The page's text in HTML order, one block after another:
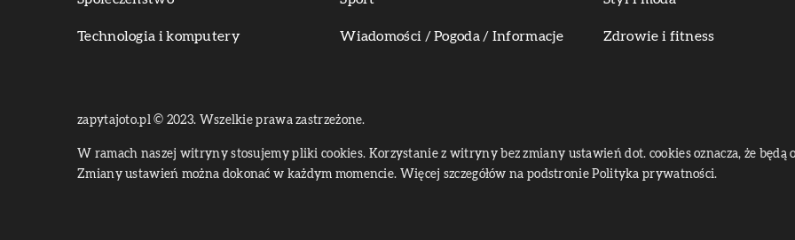
Technologia i komputery Wiadomości / Pogoda / Informacje Zdrowie i fitness
zapytajoto.pl © 2023. Wszelkie prawa zastrzeżone.
W ramach naszej witryny stosujemy pliki cookies. Korzystanie z witryny bez zmiany ustawień dot. cookies oznacza, że będą
Zmiany ustawień można dokonać w każdym momencie. Więcej szczegółów na podstroniePolityka prywatności.